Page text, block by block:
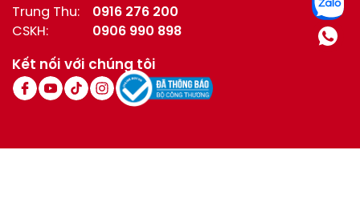
Trung Thu:
0916 276 200
CSKH:
0906 990 898
Kết nối với chúng tôi